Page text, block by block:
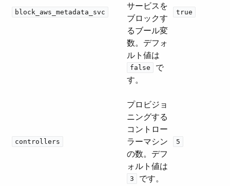
block_aws_metadata_svc
サービスを
ブロックす
るブール変
数。デフォ
ルト値は ​
false
​ で
す。
true
controllers
プロビジョ
ニングする
コントロー
ラーマシン
の数。デフ
ォルト値は ​
3 ​ です。
5